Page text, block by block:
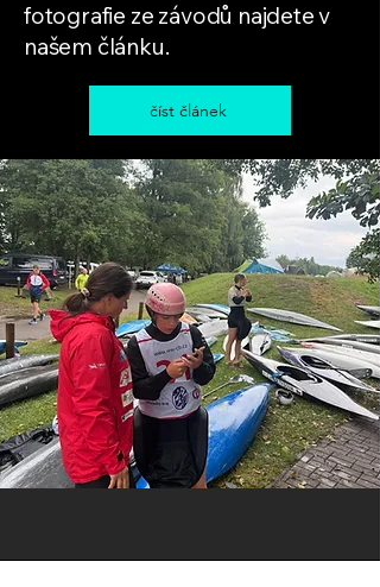
fotografie ze závodů najdete v
našem článku.
číst článek